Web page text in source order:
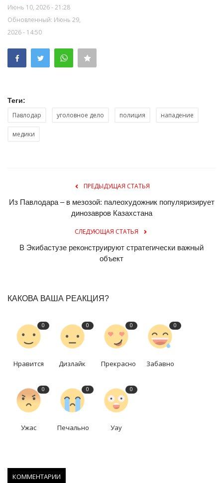
Июнь 10, 2026 - 21:28
Обновленный: Июнь 29,
2026 - 14:50
Теги:
Павлодар уголовное дело полиция нападение
медики
ПРЕДЫДУЩАЯ СТАТЬЯ
Из Павлодара – в мезозой: палеохудожник популяризирует
динозавров Казахстана
СЛЕДУЮЩАЯ СТАТЬЯ
В Экибастузе реконструируют стратегически важный
объект
КАКОВА ВАША РЕАКЦИЯ?
0
Нравится
0
Дизлайк
0
Прекрасно
0
Забавно
0
Ужас
0
Печально
0
Уау
КОММЕНТАРИИ